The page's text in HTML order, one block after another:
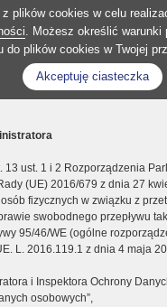
plików cookies w celu
. Możesz określić warunki
do plików cookies w Twojej
Akceptuję ciasteczka
13 ust. 1 i 2 Rozporządzenia
(UE) 2016/679 z dnia 27
fizycznych w związku z
swobodnego przepływu
95/46/WE (ogólne
L. 2016.119.1 z dnia 4 maja
i Inspektora Ochrony
osobowych”,